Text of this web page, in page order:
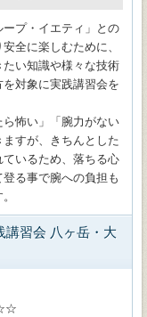
プ・イエティ」との
全に楽しむために、
い知識や様々な技術
対象に実践講習会を
ら怖い」「腕力がない
すが、きちんとした
いるため、落ちる心
る事で腕への負担も
講習会 八ヶ岳・大